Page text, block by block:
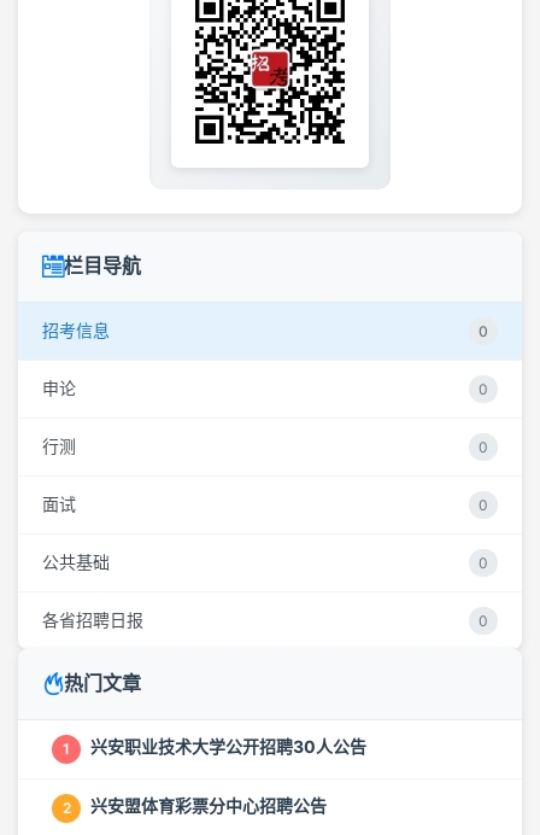
栏目导航
招考信息 0
申论 0
行测 0
面试 0
公共基础 0
各省招聘日报 0
热门文章
1 兴安职业技术大学公开招聘30人公告
2 兴安盟体育彩票分中心招聘公告